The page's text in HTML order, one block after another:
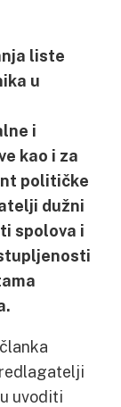
liste
u
i
kao i za
političke
dužni
spolova i
uvoditi